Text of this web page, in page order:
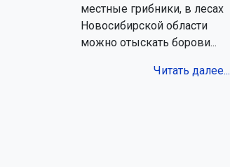
местные грибники, в лесах
Новосибирской области
можно отыскать борови...
Читать далее...